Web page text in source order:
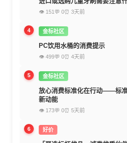
👁 151 💬 0⏰ 3天前
4 金标社区
PC饮用水桶的消费提示
👁 499💬 0⏰ 4天前
5 金标社区
放心消费标准化在行动——标
新动能
👁 173💬 0⏰ 5天前
6 好价